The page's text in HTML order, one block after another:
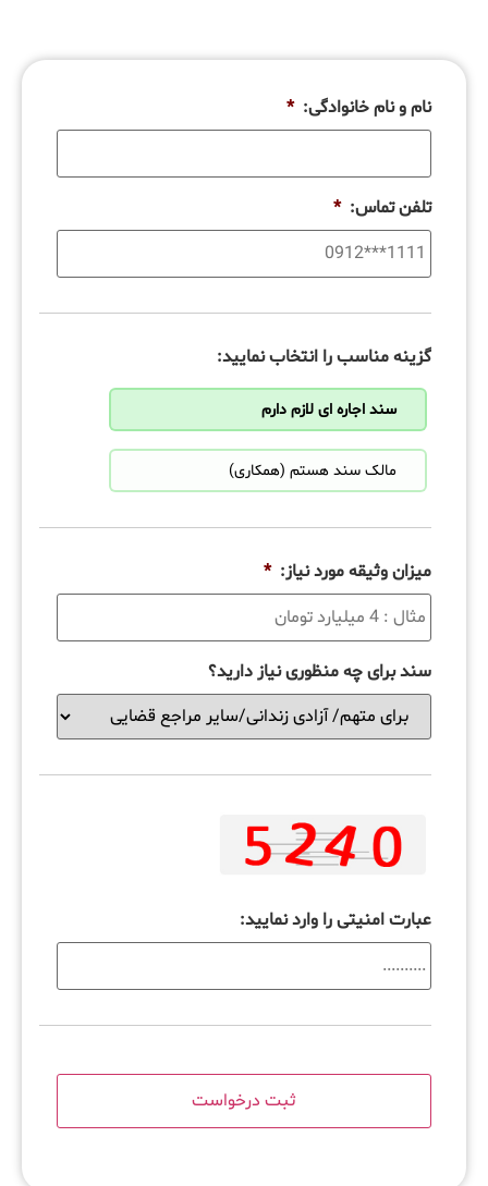
نام و نام خانوادگی: *
تلفن تماس: *
گزینه مناسب را انتخاب نمایید:
سند اجاره ای لازم دارم
مالک سند هستم (همکاری)
میزان وثیقه مورد نیاز: *
سند برای چه منظوری نیاز دارید؟
عبارت امنیتی را وارد نمایید: